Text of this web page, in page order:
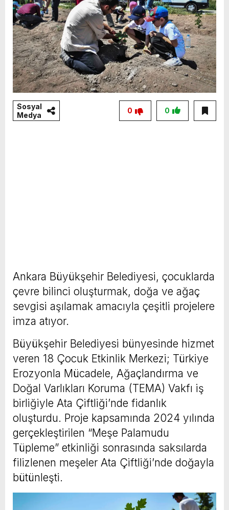
Sosyal
Medya
0
0
Ankara Büyükşehir Belediyesi, çocuklarda
çevre bilinci oluşturmak, doğa ve ağaç
sevgisi aşılamak amacıyla çeşitli projelere
imza atıyor.
Büyükşehir Belediyesi bünyesinde hizmet
veren 18 Çocuk Etkinlik Merkezi; Türkiye
Erozyonla Mücadele, Ağaçlandırma ve
Doğal Varlıkları Koruma (TEMA) Vakfı iş
birliğiyle Ata Çiftliği’nde fidanlık
oluşturdu. Proje kapsamında 2024 yılında
gerçekleştirilen “Meşe Palamudu
Tüpleme” etkinliği sonrasında saksılarda
filizlenen meşeler Ata Çiftliği’nde doğayla
bütünleşti.